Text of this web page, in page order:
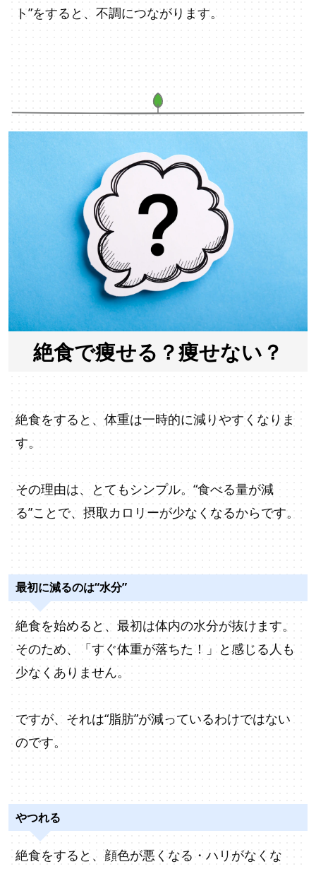
ト”をすると、不調につながります。
絶食で痩せる？痩せない？
絶食をすると、体重は一時的に減りやすくなりま
す。
その理由は、とてもシンプル。“食べる量が減
る”ことで、摂取カロリーが少なくなるからです。
最初に減るのは“水分”
絶食を始めると、最初は体内の水分が抜けます。
そのため、「すぐ体重が落ちた！」と感じる人も
少なくありません。
ですが、それは“脂肪”が減っているわけではない
のです。
やつれる
絶食をすると、顔色が悪くなる・ハリがなくな